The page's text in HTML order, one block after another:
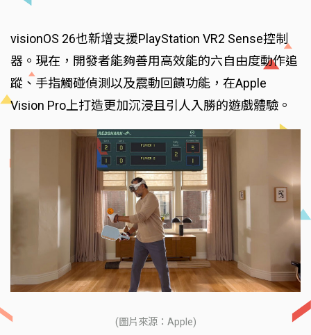
visionOS 26也新增支援PlayStation VR2 Sense控制
器。現在，開發者能夠善用高效能的六自由度動作追
蹤、手指觸碰偵測以及震動回饋功能，在Apple
Vision Pro上打造更加沉浸且引人入勝的遊戲體驗。
(圖片來源：Apple)